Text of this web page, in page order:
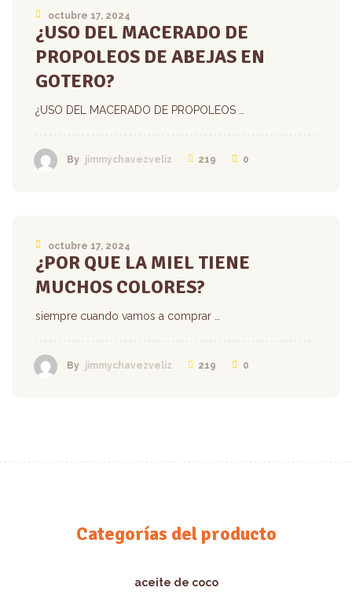
octubre 17, 2024
¿USO DEL MACERADO DE
PROPOLEOS DE ABEJAS EN
GOTERO?
¿USO DEL MACERADO DE PROPOLEOS …
By jimmychavezveliz 219 0
octubre 17, 2024
¿POR QUE LA MIEL TIENE
MUCHOS COLORES?
siempre cuando vamos a comprar …
By jimmychavezveliz 219 0
Categorías del producto
aceite de coco